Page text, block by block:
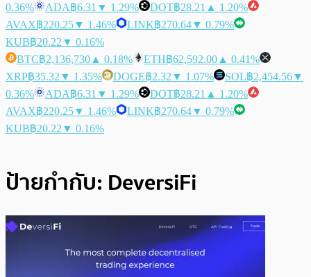
0.36%
ADA฿6.31 ▼ 1.29% DOT฿28.21 ▲ 1.20%
AVAX฿220.25▼ 1.46% LINK฿270.64▼ 0.79%
KUB฿20.22 ▼ 0.16%
BTC฿2,136,730 ▲ 0.18% ETH฿62,592.00 ▲ 0.41%
XRP฿35.32 ▼ 1.35% DOGE฿2.32 ▼ 1.07% SOL฿2,454.56▼
0.36%
ADA฿6.31 ▼ 1.29% DOT฿28.21 ▲ 1.20%
AVAX฿220.25▼ 1.46% LINK฿270.64▼ 0.79%
KUB฿20.22 ▼ 0.16%
ป้ายกำกับ: DeversiFi